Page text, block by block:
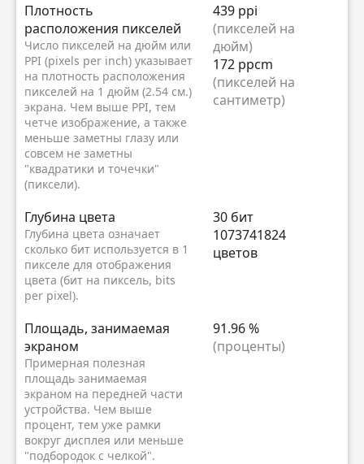
Плотность
расположения пикселей
Число пикселей на дюйм или
PPI (pixels per inch) указывает
на плотность расположения
пикселей на 1 дюйм (2.54 см.)
экрана. Чем выше PPI, тем
четче изображение, а также
меньше заметны глазу или
совсем не заметны
"квадратики и точечки"
(пиксели).
439 ppi
(пикселей на
дюйм)
172 ppcm
(пикселей на
сантиметр)
Глубина цвета
Глубина цвета означает
сколько бит используется в 1
пикселе для отображения
цвета (бит на пиксель, bits
per pixel).
30 бит
1073741824
цветов
Площадь, занимаемая
экраном
Примерная полезная
площадь занимаемая
экраном на передней части
устройства. Чем выше
процент, тем уже рамки
вокруг дисплея или меньше
"подбородок с челкой".
91.96 %
(проценты)